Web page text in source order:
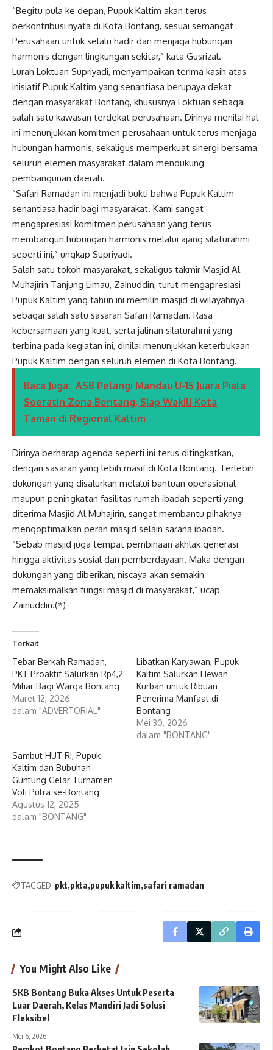
“Begitu pula ke depan, Pupuk Kaltim akan terus
berkontribusi nyata di Kota Bontang, sesuai semangat
Perusahaan untuk selalu hadir dan menjaga hubungan
harmonis dengan lingkungan sekitar,” kata Gusrizal.
Lurah Loktuan Supriyadi, menyampaikan terima kasih atas
inisiatif Pupuk Kaltim yang senantiasa berupaya dekat
dengan masyarakat Bontang, khususnya Loktuan sebagai
salah satu kawasan terdekat perusahaan. Dirinya menilai hal
ini menunjukkan komitmen perusahaan untuk terus menjaga
hubungan harmonis, sekaligus memperkuat sinergi bersama
seluruh elemen masyarakat dalam mendukung
pembangunan daerah.
“Safari Ramadan ini menjadi bukti bahwa Pupuk Kaltim
senantiasa hadir bagi masyarakat. Kami sangat
mengapresiasi komitmen perusahaan yang terus
membangun hubungan harmonis melalui ajang silaturahmi
seperti ini,” ungkap Supriyadi.
Salah satu tokoh masyarakat, sekaligus takmir Masjid Al
Muhajirin Tanjung Limau, Zainuddin, turut mengapresiasi
Pupuk Kaltim yang tahun ini memilih masjid di wilayahnya
sebagai salah satu sasaran Safari Ramadan. Rasa
kebersamaan yang kuat, serta jalinan silaturahmi yang
terbina pada kegiatan ini, dinilai menunjukkan keterbukaan
Pupuk Kaltim dengan seluruh elemen di Kota Bontang.
Baca Juga: ASB Pelangi Mandau U-15 Juara Piala
Soeratin Zona Bontang, Siap Wakili Kota
Taman di Regional Kaltim
Dirinya berharap agenda seperti ini terus ditingkatkan,
dengan sasaran yang lebih masif di Kota Bontang. Terlebih
dukungan yang disalurkan melalui bantuan operasional
maupun peningkatan fasilitas rumah ibadah seperti yang
diterima Masjid Al Muhajirin, sangat membantu pihaknya
mengoptimalkan peran masjid selain sarana ibadah.
“Sebab masjid juga tempat pembinaan akhlak generasi
hingga aktivitas sosial dan pemberdayaan. Maka dengan
dukungan yang diberikan, niscaya akan semakin
memaksimalkan fungsi masjid di masyarakat,” ucap
Zainuddin.(*)
Terkait
Tebar Berkah Ramadan,
PKT Proaktif Salurkan Rp4,2
Miliar Bagi Warga Bontang
Maret 12, 2026
dalam "ADVERTORIAL"
Libatkan Karyawan, Pupuk
Kaltim Salurkan Hewan
Kurban untuk Ribuan
Penerima Manfaat di
Bontang
Mei 30, 2026
dalam "BONTANG"
Sambut HUT RI, Pupuk
Kaltim dan Bubuhan
Guntung Gelar Turnamen
Voli Putra se-Bontang
Agustus 12, 2025
dalam "BONTANG"
TAGGED: pkt pkta pupuk kaltim safari ramadan
You Might Also Like
SKB Bontang Buka Akses Untuk Peserta
Luar Daerah, Kelas Mandiri Jadi Solusi
Fleksibel
Mei 6, 2026